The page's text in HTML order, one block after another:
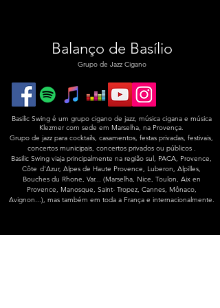
Balanço de Basílio
Grupode Jazz Cigano
Basilic Swing é um grupo cigano de jazz, música cigana e música
Klezmer com sede em Marselha, na Provença.
Grupo de jazz para cocktails, casamentos, festas privadas, festivais,
concertos municipais, concertos privados ou públicos .
Basilic Swing viaja principalmente na região sul, PACA, Provence,
Côte d'Azur, Alpes de Haute Provence, Luberon, Alpilles,
Bouches du Rhone, Var... (Marselha, Nice, Toulon, Aix en
Provence, Manosque, Saint- Tropez, Cannes, Mônaco,
Avignon...), mas também em toda a França e internacionalmente.